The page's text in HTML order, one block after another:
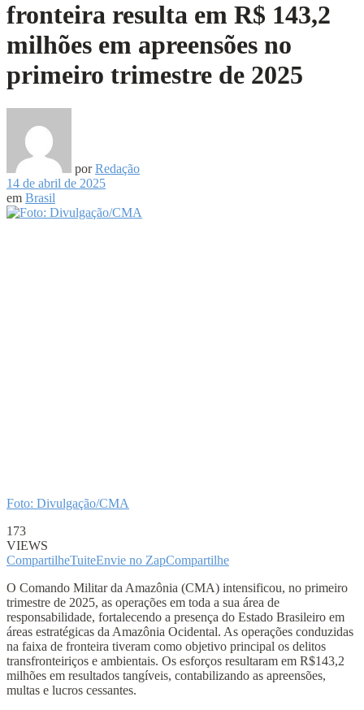
fronteira resulta em R$ 143,2
milhões em apreensões no
primeiro trimestre de 2025
por Redação
14 de abril de 2025
em Brasil
Foto: Divulgação/CMA
173
VIEWS
CompartilheTuiteEnvie no ZapCompartilhe
O Comando Militar da Amazônia (CMA) intensificou, no primeiro
trimestre de 2025, as operações em toda a sua área de
responsabilidade, fortalecendo a presença do Estado Brasileiro em
áreas estratégicas da Amazônia Ocidental. As operações conduzidas
na faixa de fronteira tiveram como objetivo principal os delitos
transfronteiriços e ambientais. Os esforços resultaram em R$143,2
milhões em resultados tangíveis, contabilizando as apreensões,
multas e lucros cessantes.